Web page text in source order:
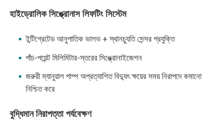
হাইড্রোলিক সিঙ্ক্রোনাস লিফটিং সিস্টেম
ইন্টিগ্রেটেড আনুপাতিক ভালভ + স্থানচ্যুতি সেন্সর প্রযুক্তি
পাঁচ-পয়েন্ট মিলিমিটার-স্তরের সিঙ্ক্রোনাইজেশন
জরুরী ম্যানুয়াল পাম্প অপ্রত্যাশিত বিদ্যুৎ ক্ষয়ের সময় নিরাপদে কমানো
নিশ্চিত করে
বুদ্ধিমান নিরাপত্তা পর্যবেক্ষণ